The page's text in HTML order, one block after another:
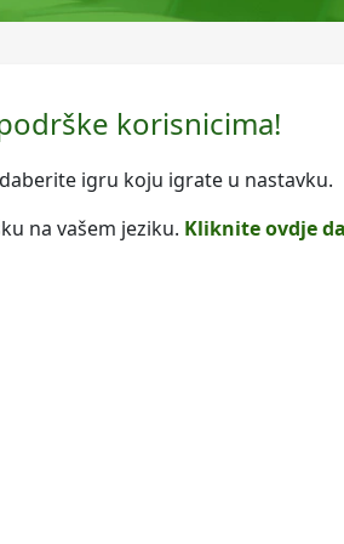
korisnicima!
igru koju igrate u nastavku.
na vašem jeziku. Kliknite ovdje